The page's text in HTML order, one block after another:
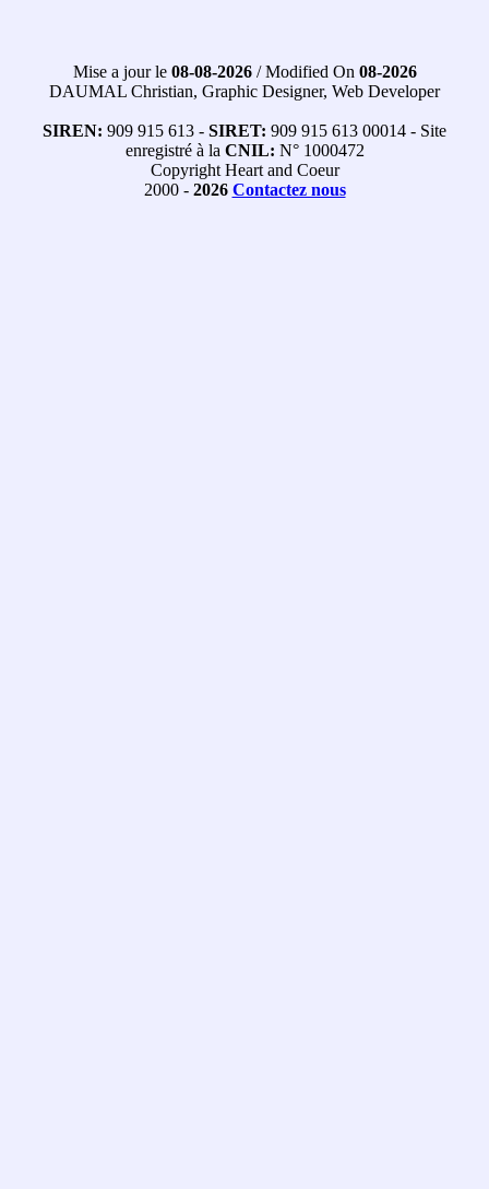
Mise a jour le 08-08-2026/ Modified On 08-2026
DAUMAL Christian, Graphic Designer, Web Developer
SIREN: 909 915 613 - SIRET: 909 915 613 00014 - Site
enregistré à la CNIL: N° 1000472
Copyright Heart and Coeur
2000 - 2026 Contactez nous